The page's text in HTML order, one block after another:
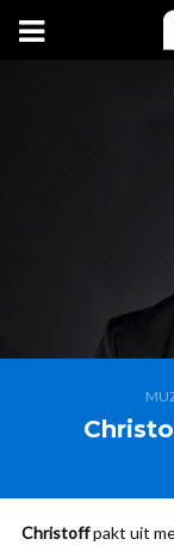
Christoffpakt uit